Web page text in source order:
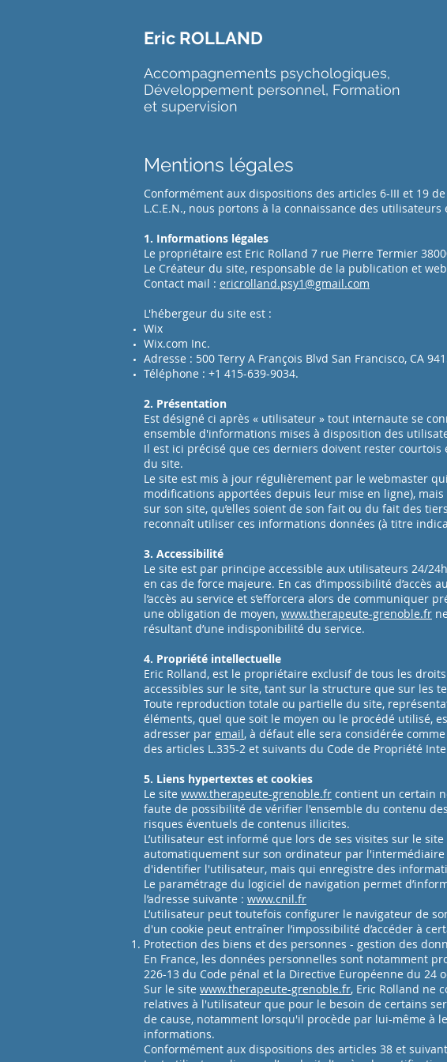
Eric ROLLAND
Accompagnements psychologiques,
Développement personnel, Formation
et supervision
Mentions légales
Conformément aux dispositions des articles 6-III et 19
L.C.E.N., nous portons à la connaissance des
1. Informations légales
Le propriétaire est Eric Rolland 7 rue Pierre Termier
Le Créateur du site, responsable de la publication et
Contact mail : ericrolland.psy1@gmail.com
L'hébergeur du site est :
Wix
Wix.com Inc.
Adresse : 500 Terry A François Blvd San Francisco, CA
Téléphone : +1 415-639-9034.
2. Présentation
Est désigné ci après « utilisateur » tout internaute se
ensemble d'informations mises à disposition des
Il est ici précisé que ces derniers doivent rester
du site.
Le site est mis à jour régulièrement par le webmaster
modifications apportées depuis leur mise en ligne),
sur son site, qu’elles soient de son fait ou du fait des
reconnaît utiliser ces informations données (à titre
3. Accessibilité
Le site est par principe accessible aux utilisateurs 24/
en cas de force majeure. En cas d’impossibilité d’accès
l’accès au service et s’efforcera alors de communiquer
une obligation de moyen, www.therapeute-grenoble.fr
résultant d’une indisponibilité du service.
4. Propriété intellectuelle
Eric Rolland, est le propriétaire exclusif de tous les
accessibles sur le site, tant sur la structure que sur les
Toute reproduction totale ou partielle du site,
éléments, quel que soit le moyen ou le procédé utilisé,
adresser par email, à défaut elle sera considérée
des articles L.335-2 et suivants du Code de Propriété
5. Liens hypertextes et cookies
Le site www.therapeute-grenoble.fr contient un certain
faute de possibilité de vérifier l'ensemble du contenu
risques éventuels de contenus illicites.
L’utilisateur est informé que lors de ses visites sur le site
automatiquement sur son ordinateur par
d'identifier l'utilisateur, mais qui enregistre des
Le paramétrage du logiciel de navigation permet
l’adresse suivante : www.cnil.fr
L’utilisateur peut toutefois configurer le navigateur de
d'un cookie peut entraîner l’impossibilité d’accéder à
Protection des biens et des personnes - gestion des
En France, les données personnelles sont notamment
226-13 du Code pénal et la Directive Européenne du 24
Sur le site www.therapeute-grenoble.fr, Eric Rolland ne
relatives à l'utilisateur que pour le besoin de certains
de cause, notamment lorsqu'il procède par lui-même à
informations.
Conformément aux dispositions des articles 38 et